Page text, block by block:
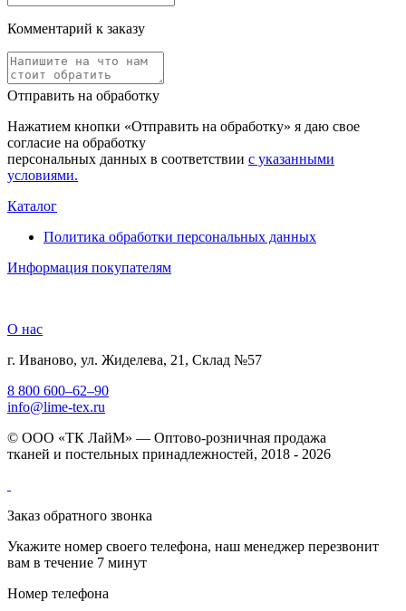
Комментарий к заказу
Отправить на обработку
Нажатием кнопки «Отправить на обработку» я даю свое
согласие на обработку
персональных данных в соответствии с указанными
условиями.
Каталог
Политика обработки персональных данных
Информация покупателям
О нас
г. Иваново, ул. Жиделева, 21, Склад №57
8 800 600–62–90
info@lime-tex.ru
© ООО «ТК ЛайМ» — Оптово-розничная продажа
тканей и постельных принадлежностей, 2018 - 2026
Заказ обратного звонка
Укажите номер своего телефона, наш менеджер перезвонит
вам в течение 7 минут
Номер телефона